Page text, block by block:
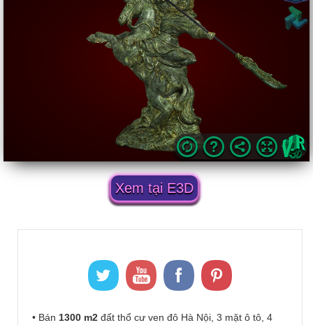
Xem tại E3D
• Bán 1300 m2 đất thổ cư ven đô Hà Nội, 3 mặt ô tô, 4